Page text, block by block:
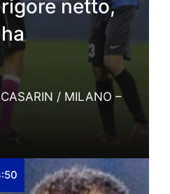
netto,
/ MILANO –